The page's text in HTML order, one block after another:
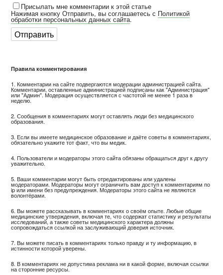
Присылать мне комментарии к этой статье
Нажимая кнопку Отправить, вы соглашаетесь с Политикой
обработки персональных данных сайта.
Правила комментирования
1. Комментарии на сайте подвергаются модерации администрацией сайта.
Комментарии, оставленные администрацией подписаны как "Администрация"
или "Админ". Модерация осуществляется с частотой не менее 1 раза в
неделю.
2. Сообщения в комментариях могут оставлять люди без медицинского
образования.
3. Если вы имеете медицинское образование и даёте советы в комментариях,
обязательно укажите тот факт, что вы медик.
4. Пользователи и модераторы этого сайта обязаны обращаться друг к другу
уважительно.
5. Ваши комментарии могут быть отредактированы или удалены
модераторами. Модераторы могут ограничить вам доступ к комментариям по
ip или имени без предупреждения. Модераторы этого сайта не являются
волонтёрами.
6. Вы можете рассказывать в комментариях о своём опыте. Любые общие
медицинские утверждения, включая те, что содержат статистику и результаты
исследований, а также советы медицинского характера должны
сопровождаться ссылкой на заслуживающий доверия источник.
7. Вы можете писать в комментариях только правду и ту информацию, в
истинности которой уверены.
8. В комментариях не допустима реклама ни в какой форме, включая ссылки
на сторонние ресурсы.